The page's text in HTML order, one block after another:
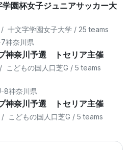
園杯女子ジュニアサッカー大
/ 十文字学園女子大学 / 25 teams
神奈川県
神奈川予選 トセリア主催
/ こどもの国人口芝G / 5 teams
8神奈川県
神奈川予選 トセリア主催
/ こどもの国人口芝G / 5 teams